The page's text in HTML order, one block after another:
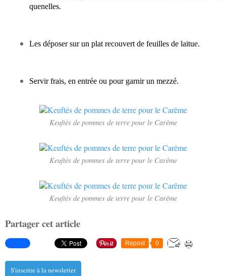
quenelles.
Les déposer sur un plat recouvert de feuilles de laitue.
Servir frais, en entrée ou pour garnir un mezzé.
Keuftés de pommes de terre pour le Carême
Keuftés de pommes de terre pour le Carême
Keuftés de pommes de terre pour le Carême
Partager cet article
Repost 0
S'inscrire à la newsletter